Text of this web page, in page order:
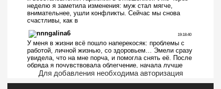
Для добавления необходима авторизация